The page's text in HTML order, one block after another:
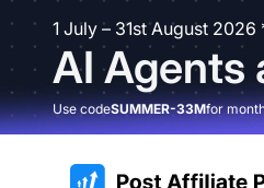
1 July – 31st August
AI Agents
Use codeSUMMER-33Mfor
:site.title